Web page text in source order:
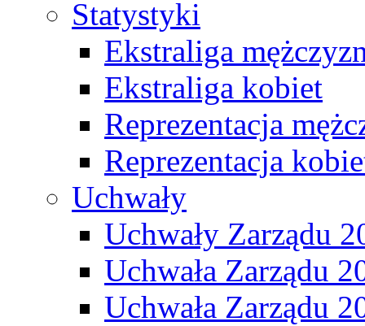
Statystyki
Ekstraliga
Ekstraliga kobiet
Reprezentacja
Reprezentacja
Uchwały
Uchwały Zarządu
Uchwała Zarządu
Uchwała Zarządu